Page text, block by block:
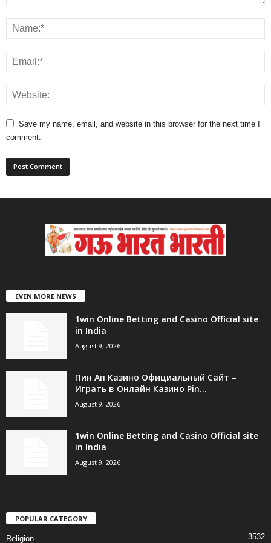
Save my name, email, and website in this browser for the next time I
comment.
EVEN MORE NEWS
1win Online Betting and Casino Official site
in India
August 9, 2026
Пин Ап Казино Официальный Сайт –
Играть в Онлайн Казино Pin...
August 9, 2026
1win Online Betting and Casino Official site
in India
August 9, 2026
POPULAR CATEGORY
Religion 3532